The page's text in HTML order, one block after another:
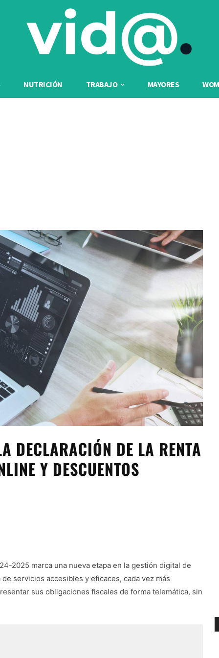
NUTRICIÓN TRABAJO MAYORES
DECLARACIÓN DE LA RENTA
Y DESCUENTOS
2025 marca una nueva etapa en la gestión digital de
servicios accesibles y eficaces, cada vez más
sus obligaciones fiscales de forma telemática, sin